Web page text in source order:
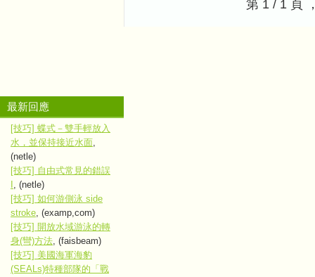
第 1 / 1
最新回應
[技巧] 蝶式－雙手輕放入
水，並保持接近水面,
(netle)
[技巧] 自由式常見的錯誤
, (netle)
[技巧] 如何游側泳 side
stroke, (examp,com)
[技巧] 開放水域游泳的轉
身(彎)方法, (faisbeam)
[技巧] 美國海軍海豹
(SEALs)特種部隊的「戰